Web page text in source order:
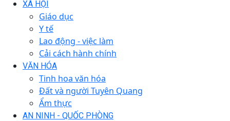
XÃ HỘI
Giáo dục
Y tế
Lao động - việc làm
Cải cách hành chính
VĂN HÓA
Tinh hoa văn hóa
Đất và người Tuyên Quang
Ẩm thực
AN NINH - QUỐC PHÒNG